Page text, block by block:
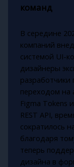
команд
В середине
компаний
системой UI-
дизайнеры
разработчики
переходом на
Figma Tokens
REST API,
сократилось
благодаря
теперь
дизайна в